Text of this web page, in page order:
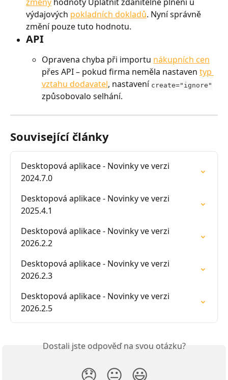
změny hodnoty Uplatnit zdanitelné plnění u
výdajových pokladních dokladů. Nyní správně
změní pouze tuto hodnotu.
API
Opravena chyba při importu nákupních cen
přes API – pokud firma neměla nastaven typ
vztahu dodavatel, nastavení create="ignore"
způsobovalo selhání.
Související články
Desktopová aplikace - Novinky ve verzi
2024.7.0
Desktopová aplikace - Novinky ve verzi
2025.4.1
Desktopová aplikace - Novinky ve verzi
2026.2.2
Desktopová aplikace - Novinky ve verzi
2026.2.3
Desktopová aplikace - Novinky ve verzi
2026.2.5
Dostali jste odpověď na svou otázku?
😞 😐 😃